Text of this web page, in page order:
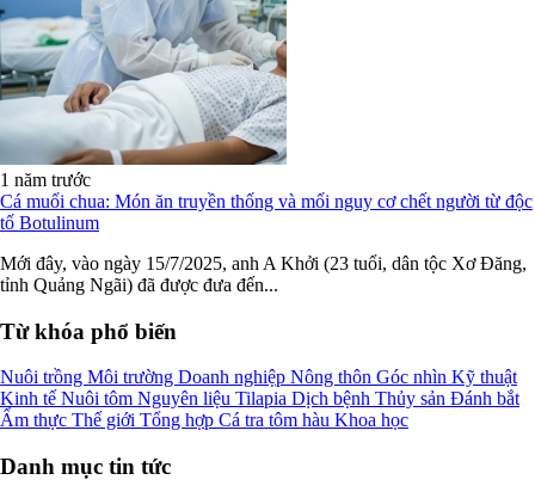
1 năm trước
Cá muối chua: Món ăn truyền thống và mối nguy cơ chết người từ độc
tố Botulinum
Mới đây, vào ngày 15/7/2025, anh A Khởi (23 tuổi, dân tộc Xơ Đăng,
tỉnh Quảng Ngãi) đã được đưa đến...
Từ khóa phổ biến
Nuôi trồng Môi trường Doanh nghiệp Nông thôn Góc nhìn Kỹ thuật
Kinh tế Nuôi tôm Nguyên liệu Tilapia Dịch bệnh Thủy sản Đánh bắt
Ẩm thực Thế giới Tổng hợp Cá tra tôm hàu Khoa học
Danh mục tin tức